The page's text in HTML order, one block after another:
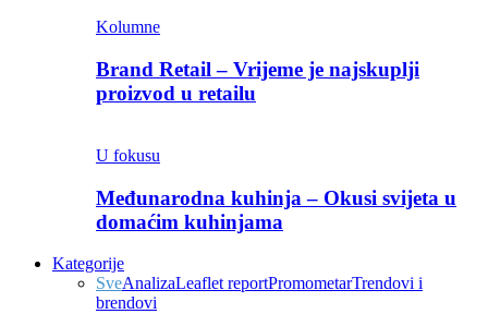
Kolumne
Brand Retail – Vrijeme je najskuplji
proizvod u retailu
U fokusu
Međunarodna kuhinja – Okusi svijeta u
domaćim kuhinjama
Kategorije
SveAnalizaLeaflet reportPromometarTrendovi i
brendovi